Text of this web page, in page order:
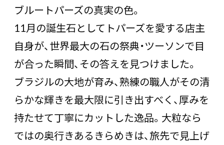
ブルートパーズの真実の色。
11月の誕生石としてトパーズを愛する店主
自身が、世界最大の石の祭典・ツーソンで目
が合った瞬間、その答えを見つけました。
ブラジルの大地が育み、熟練の職人がその清
らかな輝きを最大限に引き出すべく、厚みを
持たせて丁寧にカットした逸品。大粒なら
ではの奥行きあるきらめきは、旅先で見上げ